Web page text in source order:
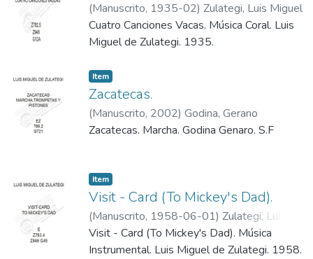
(Manuscrito, 1935-02) Zulategi, Luis Miguel
Cuatro Canciones Vacas. Música Coral. Luis
Miguel de Zulategi. 1935.
Item
Zacatecas.
(Manuscrito, 2002) Godina, Gerano
Zacatecas. Marcha. Godina Genaro. S.F
Item
Visit - Card (To Mickey's Dad).
(Manuscrito, 1958-06-01) Zulategi, Luis
Miguel
Visit - Card (To Mickey's Dad). Música
Instrumental. Luis Miguel de Zulategi. 1958.